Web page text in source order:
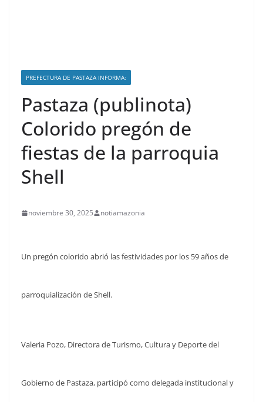
PREFECTURA DE PASTAZA INFORMA:
Pastaza (publinota)
Colorido pregón de
fiestas de la parroquia
Shell
noviembre 30, 2025 notiamazonia
Un pregón colorido abrió las festividades por los 59 años de
parroquialización de Shell.
Valeria Pozo, Directora de Turismo, Cultura y Deporte del
Gobierno de Pastaza, participó como delegada institucional y